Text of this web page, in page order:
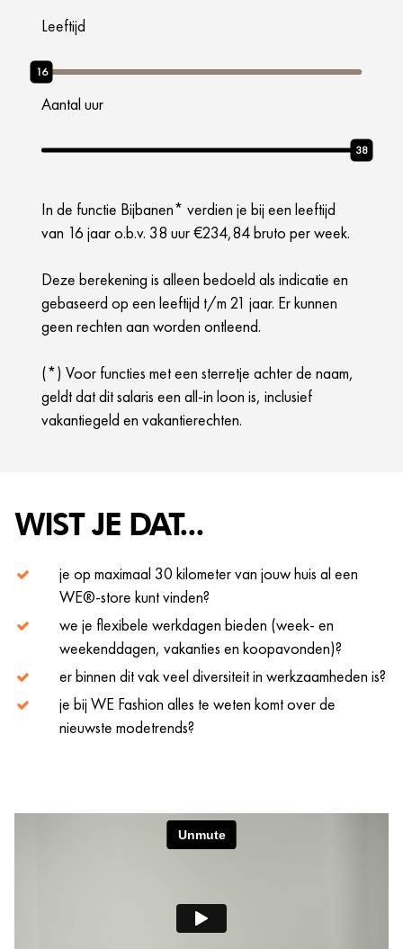
Leeftijd
16
Aantal uur
38
In de functie Bijbanen* verdien je bij een leeftijd
van 16 jaar o.b.v. 38 uur €234,84 bruto per week.
Deze berekening is alleen bedoeld als indicatie en
gebaseerd op een leeftijd t/m 21 jaar. Er kunnen
geen rechten aan worden ontleend.
(*) Voor functies met een sterretje achter de naam,
geldt dat dit salaris een all-in loon is, inclusief
vakantiegeld en vakantierechten.
WIST JE DAT...
je op maximaal 30 kilometer van jouw huis al een
WE®-store kunt vinden?
we je flexibele werkdagen bieden (week- en
weekenddagen, vakanties en koopavonden)?
er binnen dit vak veel diversiteit in werkzaamheden is?
je bij WE Fashion alles te weten komt over de
nieuwste modetrends?